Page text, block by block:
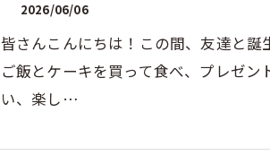
2026/06/06
皆さんこんにちは！この間、友達と
ご飯とケーキを買って食べ、プレゼ
い、楽し…